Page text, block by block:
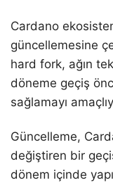
Cardano
güncellemesine
hard fork, ağın
döneme geçiş
sağlamayı
Güncelleme,
değiştiren bir
dönem içinde